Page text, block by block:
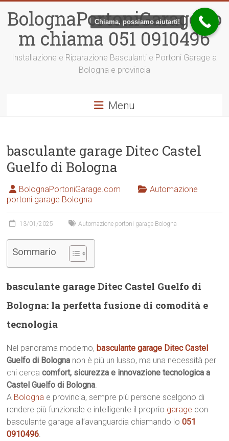
contenuto
BolognaPortoniGarage.co
m chiama 051 0910496
Installazione e Riparazione Basculanti e Portoni Garage a
Bologna e provincia
Menu
basculante garage Ditec Castel
Guelfo di Bologna
BolognaPortoniGarage.com
Automazione
portoni garage Bologna
13/01/2025 Automazione portoni garage Bologna
Sommario
basculante garage Ditec Castel Guelfo di
Bologna: la perfetta fusione di comodità e
tecnologia
Nel panorama moderno,basculante garage Ditec Castel
Guelfo di Bologna non è più un lusso, ma una necessità per
chi cercacomfort, sicurezza e innovazione tecnologica a
Castel Guelfo di Bologna.
A Bologna e provincia, sempre più persone scelgono di
rendere più funzionale e intelligente il proprio garage con
basculante garage all’avanguardia chiamando lo051
0910496.
Chiama, possiamo aiutarti!